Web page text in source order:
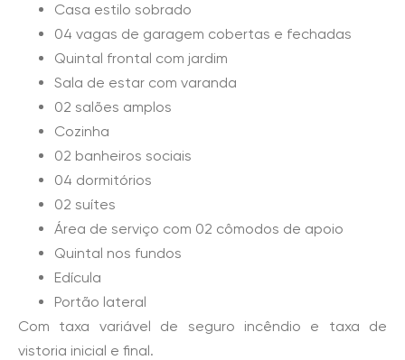
Casa estilo sobrado
04 vagas de garagem cobertas e fechadas
Quintal frontal com jardim
Sala de estar com varanda
02 salões amplos
Cozinha
02 banheiros sociais
04 dormitórios
02 suítes
Área de serviço com 02 cômodos de apoio
Quintal nos fundos
Edícula
Portão lateral
Com taxa variável de seguro incêndio e taxa de
vistoria inicial e final.